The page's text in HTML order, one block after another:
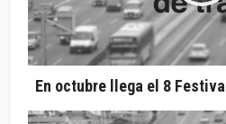
En octubre llega el 8